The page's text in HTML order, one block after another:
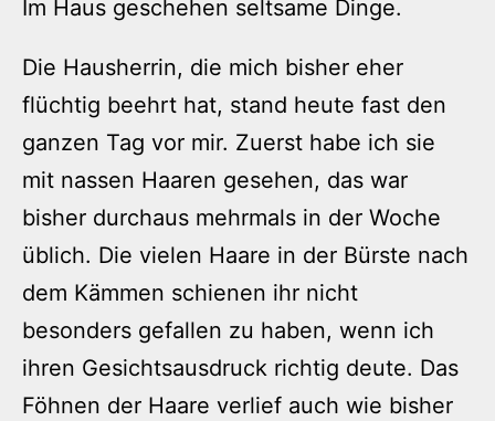
Im Haus geschehen seltsame Dinge.
Die Hausherrin, die mich bisher eher
flüchtig beehrt hat, stand heute fast den
ganzen Tag vor mir. Zuerst habe ich sie
mit nassen Haaren gesehen, das war
bisher durchaus mehrmals in der Woche
üblich. Die vielen Haare in der Bürste nach
dem Kämmen schienen ihr nicht
besonders gefallen zu haben, wenn ich
ihren Gesichtsausdruck richtig deute. Das
Föhnen der Haare verlief auch wie bisher